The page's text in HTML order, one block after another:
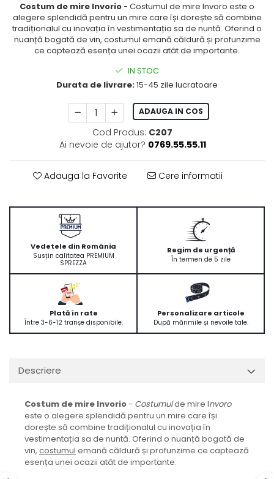
Costum de mire Invorio- Costumul de mire Invoro este o
alegere splendidă pentru un mire care își dorește să combine
tradiționalul cu inovația în vestimentația sa de nuntă. Oferind o
nuanță bogată de vin, costumul emană căldură și profunzime
ce captează esența unei ocazii atât de importante.
IN STOC
Durata de livrare:15-45 zile lucratoare
ADAUGA IN COS
Cod Produs: C207
Ai nevoie de ajutor? 0769.55.55.11
Adauga la Favorite Cere informatii
Vedetele din România
Susțin calitatea PREMIUM
SPREZZA
Regim de urgență
În termen de 5 zile
Plată în rate
Între 3-6-12 tranșe disponibile.
Personalizare articole
După mărimile și nevoile tale.
Descriere
Costum de mire Invorio- Costumulde mire Invoro
este o alegere splendidă pentru un mire care își
dorește să combine tradiționalul cu inovația în
vestimentația sa de nuntă. Oferind o nuanță bogată de
vin, costumul emană căldură și profunzime ce captează
esența unei ocazii atât de importante.